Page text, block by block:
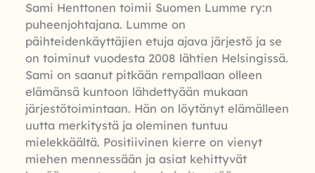
Sami Henttonen toimii Suomen Lumme ry:n
puheenjohtajana. Lumme on
päihteidenkäyttäjien etuja ajava järjestö ja se
on toiminut vuodesta 2008 lähtien Helsingissä.
Sami on saanut pitkään rempallaan olleen
elämänsä kuntoon lähdettyään mukaan
järjestötoimintaan. Hän on löytänyt elämälleen
uutta merkitystä ja oleminen tuntuu
mielekkäältä. Positiivinen kierre on vienyt
miehen mennessään ja asiat kehittyvät